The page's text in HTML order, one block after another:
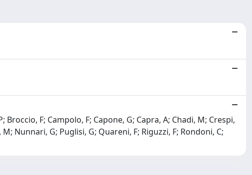
F; Campolo, F; Capone, G; Capra, A; Chadi, M; Crespi,
Nunnari, G; Puglisi, G; Quareni, F; Riguzzi, F; Rondoni, C;